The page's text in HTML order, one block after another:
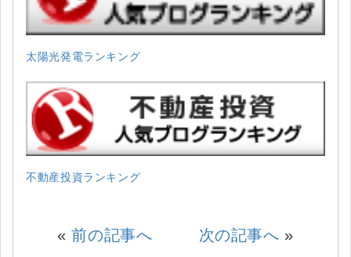
太陽光発電ランキング
不動産投資ランキング
«前の記事へ 次の記事へ »